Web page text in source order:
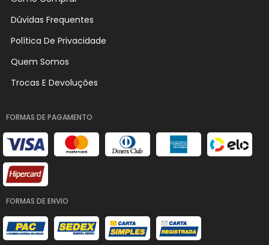
Dúvidas Frequentes
Política De Privacidade
Quem Somos
Trocas E Devoluções
FORMAS DE PAGAMENTO
FORMAS DE ENVIO